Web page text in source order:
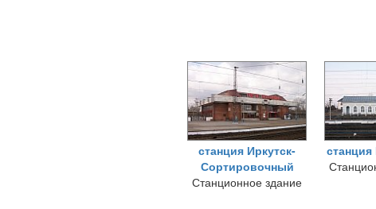
станция Иркутск-
Сортировочный
Станционное здание